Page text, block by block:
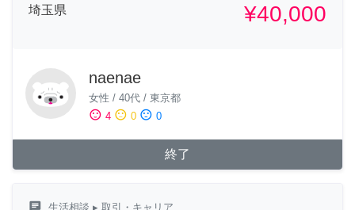
埼玉県
¥40,000
naenae
女性 / 40代 / 東京都
sentiment_satisfied 4 sentiment_neutral 0 sentiment_dissatisfied 0
終了
chat 生活相談 ▸ 取引・キャリア